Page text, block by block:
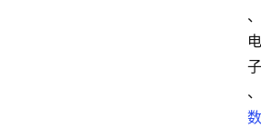
、
电
子
、
数